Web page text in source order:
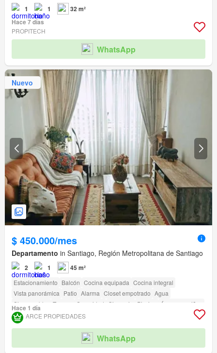
1 1
32 m²
Hace 7 días
PROPITECH
WhatsApp
Nuevo
$ 450.000/mes
Departamento in Santiago, Región Metropolitana de Santiago
2 1 45 m²
Estacionamiento Balcón Cocina equipada Cocina integral
Vista panorámica Patio Alarma Closet empotrado Agua
Sin amueblar
Terraza Seguridad Gimnasio Piscina
Área para niños
Ascensor
Jardín Conserje
Acceso para personas con discapacidad
Hace 1 día
ARCE PROPIEDADES
WhatsApp